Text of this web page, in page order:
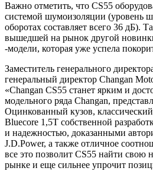
Важно отметить, что CS55
системой шумоизоляции (уровень
оборотах составляет всего 36 дБ).
вышедшей на рынок другой
-модели, которая уже успела
Заместитель генерального
генеральный директор Changan
«Changan CS55 станет ярким и
модельного ряда Changan,
Оцинкованный кузов,
Bluecore 1,5T собственной
и надежностью, доказанными
J.D.Power, а также отличное
все это позволит CS55 найти
рынке и еще сильнее упрочит